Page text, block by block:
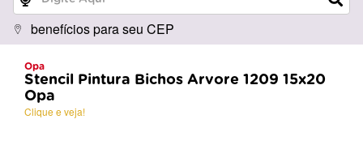
benefícios para seu CEP
Opa
Stencil Pintura Bichos Arvore 1209 15x20
Opa
Clique e veja!